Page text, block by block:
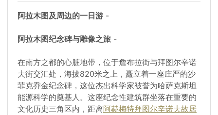
阿拉木图及周边的一日游 -
阿拉木图纪念碑与雕像之旅 -
在南方之都的心脏地带，位于詹布拉街与拜图尔辛诺
夫街交汇处，海拔820米之上，矗立着一座庄严的沙
菲克乔金纪念碑，这位杰出科学家被誉为哈萨克斯坦
能源科学的奠基人。这座纪念性建筑群坐落在重要的
文化历史三角区内，距离阿赫梅特拜图尔辛诺夫故居